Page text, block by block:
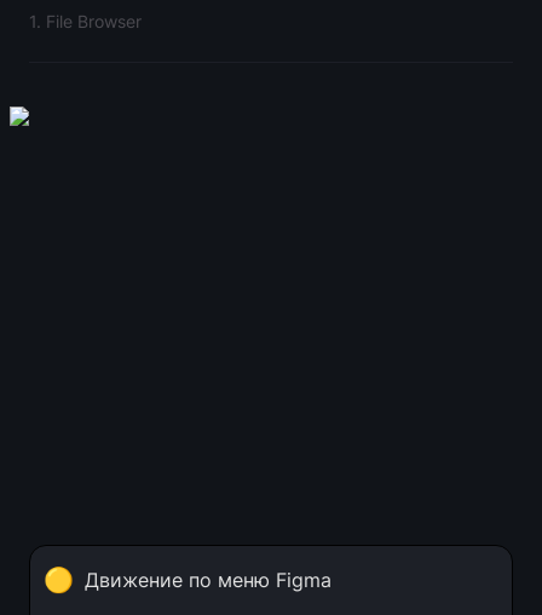
1. File Browser
🟡 Движение по меню Figma